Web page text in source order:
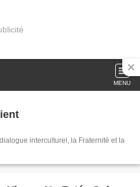
MENU
interculturel, la Fraternité et la